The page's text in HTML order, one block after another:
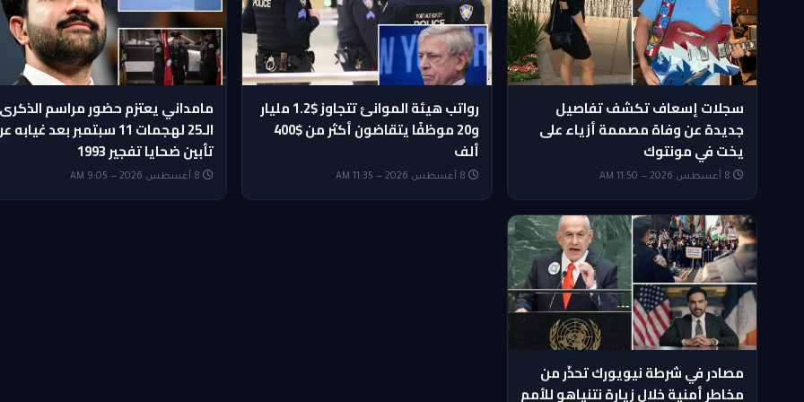
سجلات إسعاف تكشف تفاصيل
جديدة عن وفاة مصممة أزياء على
يخت في مونتوك
رواتب هيئة الموانئ تتجاوز $1.2 مليار
و20 موظفًا يتقاضون أكثر من $400
ألف
مامداني يعتزم حضور مراسم الذكرى
الـ25 لهجمات 11 سبتمبر بعد
تأبين ضحايا تفجير 1993
8 أغسطس 2026 — 9:05 AM
مصادر في شرطة نيويورك تحذّر من
مخاطر أمنية خلال زيارة نتنياهو للأمم